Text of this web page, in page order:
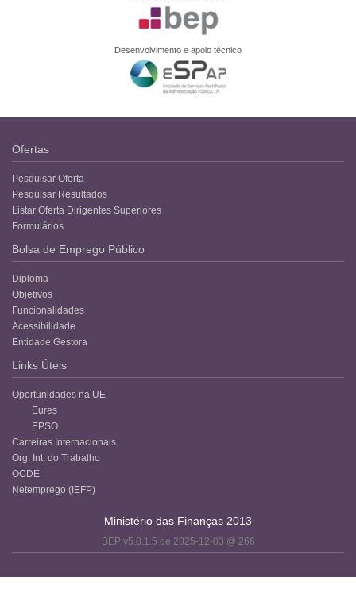
Desenvolvimento e apoio técnico
Ofertas
Pesquisar Oferta
Pesquisar Resultados
Listar Oferta Dirigentes Superiores
Formulários
Bolsa de Emprego Público
Diploma
Objetivos
Funcionalidades
Acessibilidade
Entidade Gestora
Links Úteis
Oportunidades na UE
Eures
EPSO
Carreiras Internacionais
Org. Int. do Trabalho
OCDE
Netemprego (IEFP)
Ministério das Finanças 2013
BEP v5.0.1.5 de 2025-12-03 @ 266